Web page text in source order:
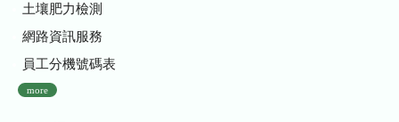
土壤肥力檢測
網路資訊服務
員工分機號碼表
more